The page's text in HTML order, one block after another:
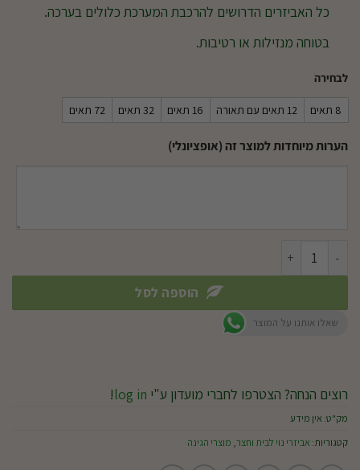
כל האביזרים הדרושים להרכבת המערכת כלולים בערכה.
בטוחה מנזילות או רטיבות.
לבחירה
8 תאים 12 תאים עם תאורה 16 תאים 32 תאים 72 תאים
הערות מיוחדות למוצר זה (אופציונלי)
כמות של קיר ירוק
הוספה לסל
שאלו אותנו על המוצר
רוצים הנחה? הצטרפו לחברי מועדון ע"י log in
!
מק"ט: אין מידע
קטגוריות: אביזרי נוי לבית וחצר, מוצרי הגינה